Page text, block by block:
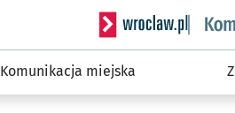
Serwis informacyjny
Komunikacja miejska